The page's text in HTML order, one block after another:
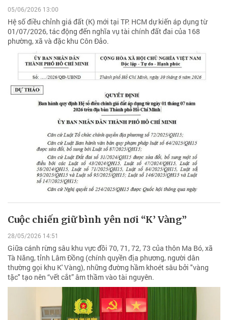
05/06/2026 13:00
Hệ số điều chỉnh giá đất (K) mới tại TP. HCM dự kiến áp dụng từ
01/07/2026, tác động đến nghĩa vụ tài chính đất đai của 168
phường, xã và đặc khu Côn Đảo.
Cuộc chiến giữ bình yên nơi “K’ Vàng”
28/05/2026 14:51
Giữa cánh rừng sâu khu vực đồi 70, 71, 72, 73 của thôn Ma Bó, xã
Tà Năng, tỉnh Lâm Đồng (chính quyền địa phương, người dân
thường gọi khu K' Vàng), những đường hầm khoét sâu bởi "vàng
tặc" tạo nên “vết cắt” âm thầm vào tài nguyên.